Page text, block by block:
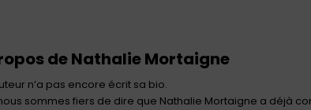
deNathalie Mortaigne
n’a pas encore écrit sa bio.
sommes fiers de dire que Nathalie Mortaigne a déjà